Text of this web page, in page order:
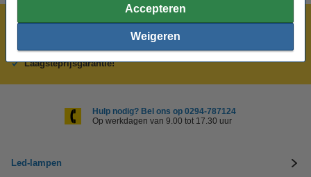
Accepteren
Weigeren
Meer dan 5 miljoen klanten!
Voor 23.59 uur besteld, morgen in huis!
Laagsteprijsgarantie!
Hulp nodig? Bel ons op 0294-787124
Op werkdagen van 9.00 tot 17.30 uur
Led-lampen